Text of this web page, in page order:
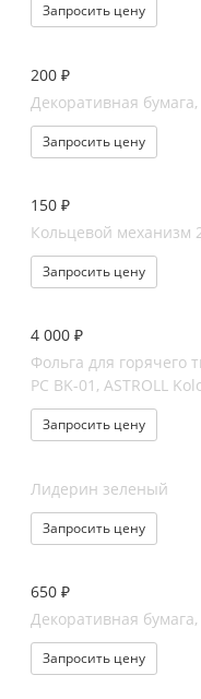
Запросить цену
200 ₽
Декоративная бумага,
Запросить цену
150 ₽
Кольцевой механизм
Запросить цену
4 000 ₽
Фольга для горячего
PC BK-01, ASTROLL
Запросить цену
Лидерин зеленый
Запросить цену
650 ₽
Декоративная бумага,
Запросить цену